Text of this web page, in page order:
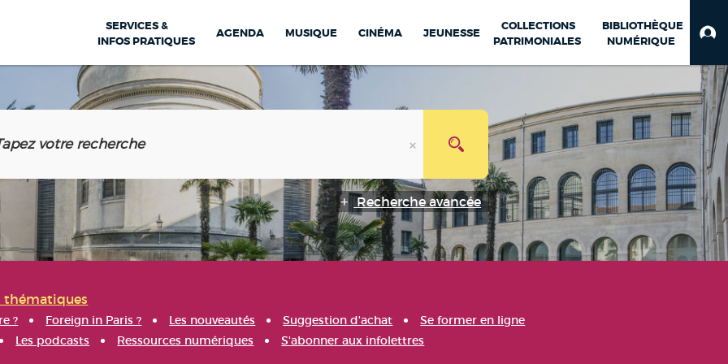
SERVICES &
INFOS PRATIQUES
AGENDA MUSIQUE CINÉMA JEUNESSE
COLLECTIONS
PATRIMONIALES
BIBLIOTHÈQUE
NUMÉRIQUE
Recherche avancée
thématiques
? Foreign in Paris ? Les nouveautés Suggestion d'achat
Se former en ligne
Les podcasts Ressources numériques S'abonner aux infolettres